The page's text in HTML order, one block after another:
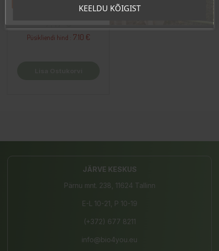
Püsikliendi hind : 7.10 €
JÄRVE KESKUS
Pärnu mnt. 238, 11624 Tallinn
E-L 10-21, P 10-19
(+372) 677 8211
info@bio4you.eu
KEELDU KÕIGIST